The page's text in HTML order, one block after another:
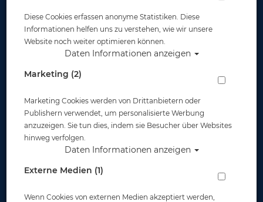
Mares XR - Extreme Unterzieher - Gr: S #
Artikelnr.: mar-412147S
Diese Cookies erfassen anonyme Statistiken. Diese
Informationen helfen uns zu verstehen, wie wir unsere
Website noch weiter optimieren können.
Daten Informationen anzeigen
Marketing (2)
Marketing Cookies werden von Drittanbietern oder
Publishern verwendet, um personalisierte Werbung
anzuzeigen. Sie tun dies, indem sie Besucher über Websites
hinweg verfolgen.
Daten Informationen anzeigen
Externe Medien (1)
Wenn Cookies von externen Medien akzeptiert werden,